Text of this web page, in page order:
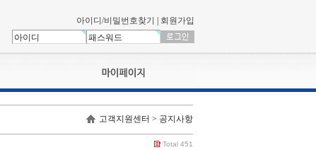
아이디/비밀번호찾기 회원가입
나의신청내역
교육영상강의실
고객지원센터 > 공지사항
Total 451